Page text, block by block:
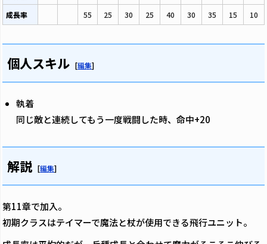
成長率
55 25 30 25 40 30 35 15 10
個人スキル [編集]
執着
同じ敵と連続してもう一度戦闘した時、命中+20
解説 [編集]
第11章で加入。
初期クラスはテイマーで魔法と杖が使用できる飛行ユニット。